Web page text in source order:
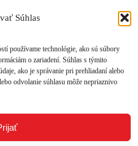
Súhlas
používame technológie, ako sú súbory
o zariadení. Súhlas s týmito
ako je správanie pri prehliadaní alebo
odvolanie súhlasu môže nepriaznivo